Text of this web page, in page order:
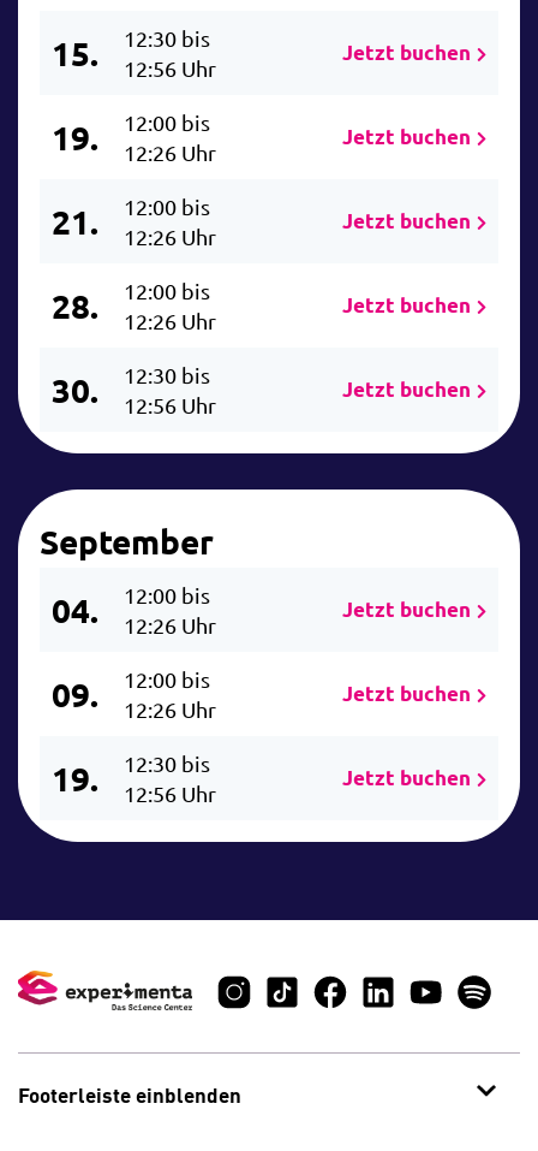
15.
12:30 bis
12:56 Uhr
Jetzt buchen
19.
12:00 bis
12:26 Uhr
Jetzt buchen
21.
12:00 bis
12:26 Uhr
Jetzt buchen
28.
12:00 bis
12:26 Uhr
Jetzt buchen
30.
12:30 bis
12:56 Uhr
Jetzt buchen
September
04.
12:00 bis
12:26 Uhr
Jetzt buchen
09.
12:00 bis
12:26 Uhr
Jetzt buchen
19.
12:30 bis
12:56 Uhr
Jetzt buchen
Footerleiste einblenden